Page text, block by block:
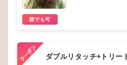
誰でも可
ダブルリタッチ+トリー